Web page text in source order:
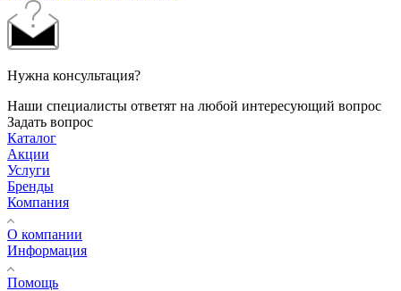
Нужна консультация?
Наши специалисты ответят на любой интересующий вопрос
Задать вопрос
Каталог
Акции
Услуги
Бренды
Компания
О компании
Информация
Помощь